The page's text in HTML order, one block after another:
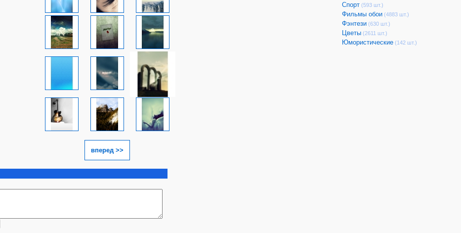
вперед >>
Спорт (593 шт.)
Фильмы обои (4883 шт.)
Фэнтези (630 шт.)
Цветы (2611 шт.)
Юмористические (142 шт.)